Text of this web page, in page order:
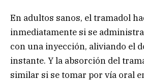
En adultos sanos, el tramadol
inmediatamente si se
con una inyección, aliviando el
instante. Y la absorción del
similar si se tomar por vía oral